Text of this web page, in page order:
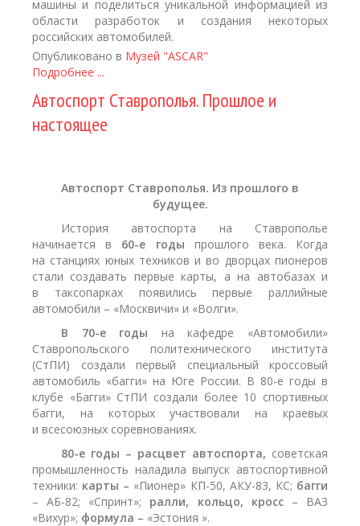
машины и поделиться уникальной информацией из
области разработок и создания некоторых
российских автомобилей.
Опубликовано в Музей "ASCAR"
Подробнее ...
Автоспорт Ставрополья. Прошлое и
настоящее
Автоспорт Ставрополья. Из прошлого в
будущее.
История автоспорта на Ставрополье
начинается в 60-е годы прошлого века. Когда
на станциях юных техников и во дворцах пионеров
стали создавать первые карты, а на автобазах и
в таксопарках появились первые раллийные
автомобили – «Москвичи» и «Волги».
В 70-е годы на кафедре «Автомобили»
Ставропольского политехнического института
(СтПИ) создали первый специальный кроссовый
автомобиль «багги» на Юге России. В 80-е годы в
клубе «Багги» СтПИ создали более 10 спортивных
багги, на которых участвовали на краевых
и всесоюзных соревнованиях.
80-е годы – расцвет автоспорта, советская
промышленность наладила выпуск автоспортивной
техники: карты – «Пионер» КП-50, АКУ-83, КС; багги
– АБ-82; «Спринт»; ралли, кольцо, кросс– ВАЗ
«Вихур»; формула – «Эстония ».